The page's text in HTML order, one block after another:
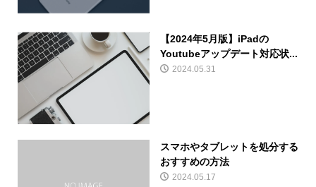
【2024年5月版】iPadの
Youtubeアップデート対応状...
2024.05.31
スマホやタブレットを処分する
おすすめの方法
2024.05.17